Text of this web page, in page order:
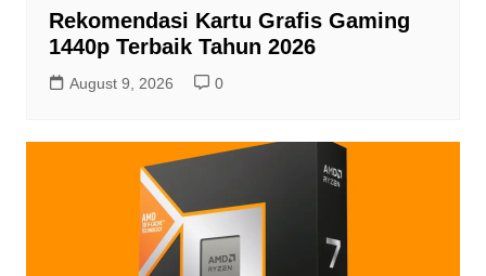
Rekomendasi Kartu Grafis Gaming
1440p Terbaik Tahun 2026
August 9, 2026 0